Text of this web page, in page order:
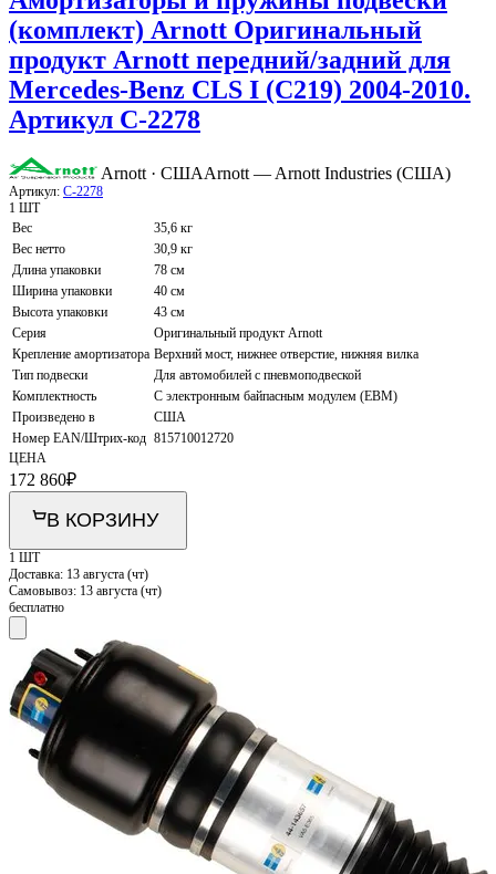
(комплект) Arnott Оригинальный
продукт Arnott передний/задний для
Mercedes-Benz CLS I (C219) 2004-2010.
Артикул C-2278
Arnott · СШАArnott — Arnott Industries (США)
Артикул: C-2278
1 ШТ
Вес
35,6 кг
Вес нетто
30,9 кг
Длина упаковки
78 см
Ширина упаковки
40 см
Высота упаковки
43 см
Серия
Оригинальный продукт Arnott
Крепление амортизатора Верхний мост, нижнее отверстие, нижняя вилка
Тип подвески
Для автомобилей с пневмоподвеской
Комплектность
С электронным байпасным модулем (EBM)
Произведено в
США
Номер EAN/Штрих-код 815710012720
ЦЕНА
172 860₽
В КОРЗИНУ
1 ШТ
Доставка: 13 августа (чт)
Самовывоз: 13 августа (чт)
бесплатно